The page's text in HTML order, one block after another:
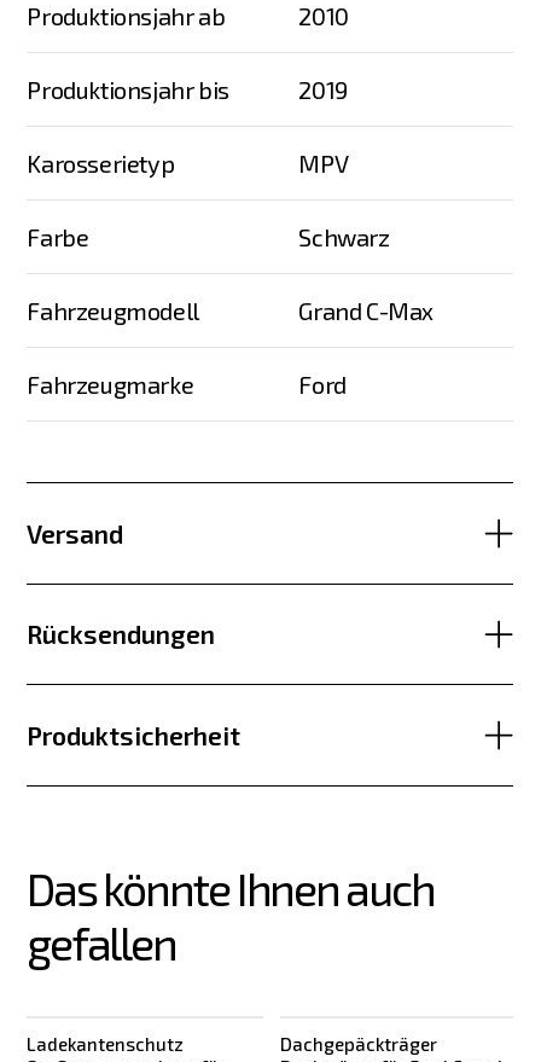
Produktionsjahr ab 2010
Produktionsjahr bis 2019
Karosserietyp MPV
Farbe Schwarz
Fahrzeugmodell Grand C-Max
Fahrzeugmarke Ford
Versand
Rücksendungen
Produktsicherheit
Das könnte Ihnen auch
gefallen
Ladekantenschutz
Dachgepäckträger